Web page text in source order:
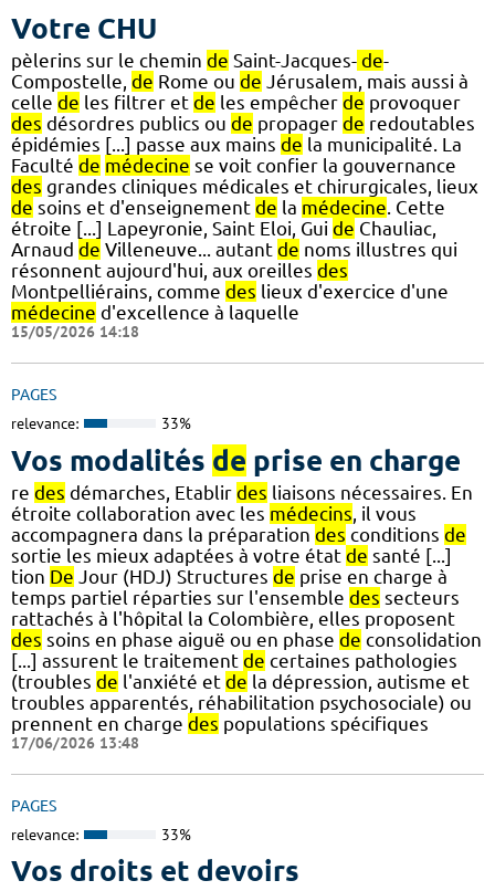
Votre CHU
pèlerins sur le chemin de Saint-Jacques- de-
Compostelle, de Rome ou de Jérusalem, mais aussi à
celle de les filtrer et de les empêcher de provoquer
des désordres publics ou de propager de redoutables
épidémies [...] passe aux mains de la municipalité. La
Faculté de médecine se voit confier la gouvernance
des grandes cliniques médicales et chirurgicales, lieux
de soins et d'enseignement de la médecine. Cette
étroite [...] Lapeyronie, Saint Eloi, Gui de Chauliac,
Arnaud de Villeneuve... autant de noms illustres qui
résonnent aujourd'hui, aux oreilles des
Montpelliérains, comme des lieux d'exercice d'une
médecine d'excellence à laquelle
15/05/2026 14:18
PAGES
relevance: 33%
Vos modalités de prise en charge
re des démarches, Etablir des liaisons nécessaires. En
étroite collaboration avec les médecins, il vous
accompagnera dans la préparation des conditions de
sortie les mieux adaptées à votre état de santé [...]
tion De Jour (HDJ) Structures de prise en charge à
temps partiel réparties sur l'ensemble des secteurs
rattachés à l'hôpital la Colombière, elles proposent
des soins en phase aiguë ou en phase de consolidation
[...] assurent le traitement de certaines pathologies
(troubles de l'anxiété et de la dépression, autisme et
troubles apparentés, réhabilitation psychosociale) ou
prennent en charge des populations spécifiques
17/06/2026 13:48
PAGES
relevance: 33%
Vos droits et devoirs